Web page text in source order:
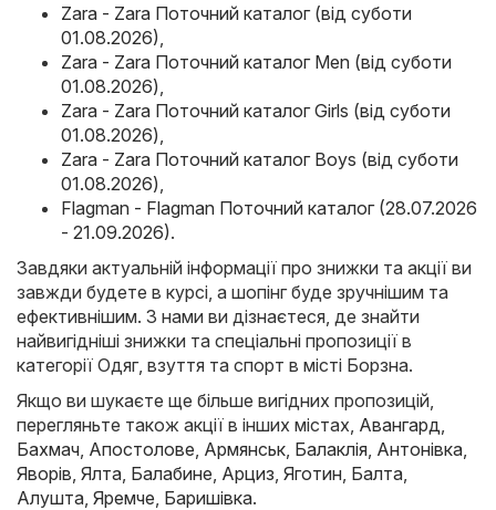
Zara - Zara Поточний каталог (від суботи
01.08.2026)
Zara - Zara Поточний каталог Men (від суботи
01.08.2026)
Zara - Zara Поточний каталог Girls (від суботи
01.08.2026)
Zara - Zara Поточний каталог Boys (від суботи
01.08.2026)
Flagman - Flagman Поточний каталог (28.07.2026
- 21.09.2026).
Завдяки актуальній інформації про знижки та акції ви
завжди будете в курсі, а шопінг буде зручнішим та
ефективнішим. З нами ви дізнаєтеся, де знайти
найвигідніші знижки та спеціальні пропозиції в
категорії Одяг, взуття та спорт в місті Борзна.
Якщо ви шукаєте ще більше вигідних пропозицій,
перегляньте також акції в інших містах, Авангард
Бахмач Апостолове Армянськ Балаклія Антонівка
Яворів Ялта Балабине Арциз Яготин Балта
Алушта Яремче Баришівка.